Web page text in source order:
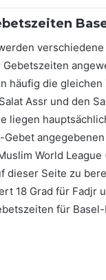
häufig die gleichen
Assr und den
liegen
Gebet
World League
dieser Seite zu
18 Grad für Fadjr
für